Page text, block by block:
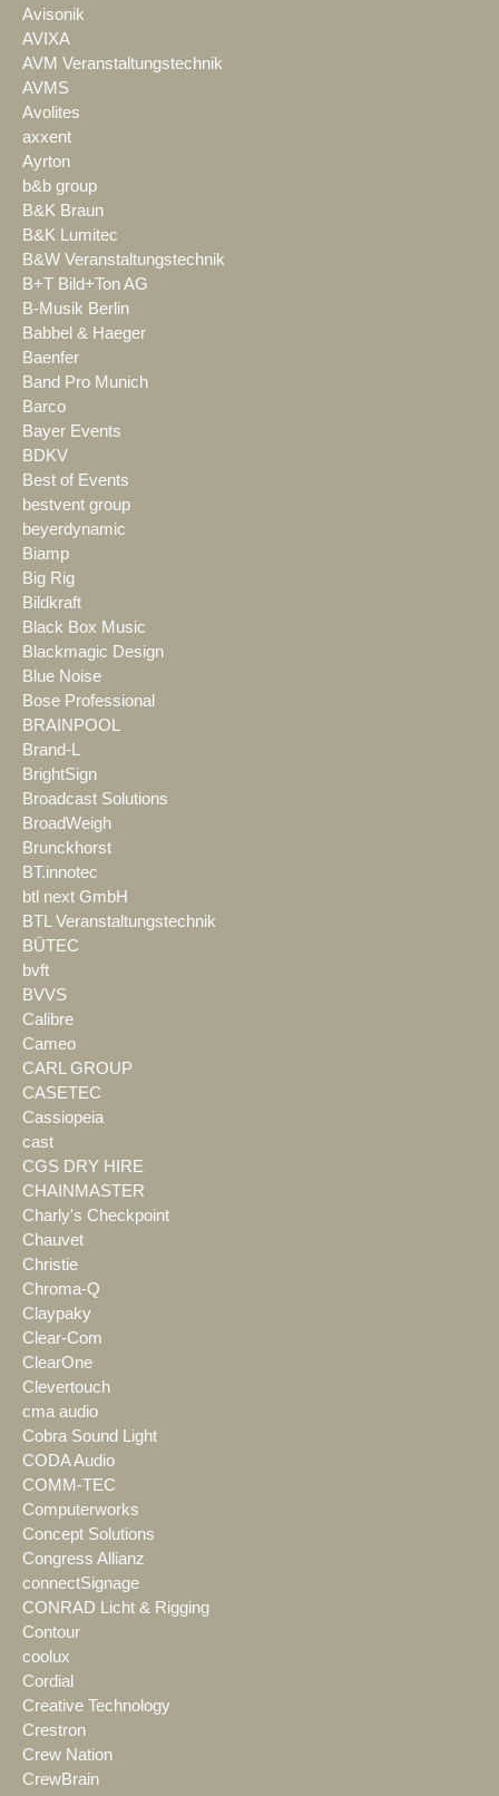
Avisonik
AVIXA
AVM Veranstaltungstechnik
AVMS
Avolites
axxent
Ayrton
b&b group
B&K Braun
B&K Lumitec
B&W Veranstaltungstechnik
B+T Bild+Ton AG
B-Musik Berlin
Babbel & Haeger
Baenfer
Band Pro Munich
Barco
Bayer Events
BDKV
Best of Events
bestvent group
beyerdynamic
Biamp
Big Rig
Bildkraft
Black Box Music
Blackmagic Design
Blue Noise
Bose Professional
BRAINPOOL
Brand-L
BrightSign
Broadcast Solutions
BroadWeigh
Brunckhorst
BT.innotec
btl next GmbH
BTL Veranstaltungstechnik
BÜTEC
bvft
BVVS
Calibre
Cameo
CARL GROUP
CASETEC
Cassiopeia
cast
CGS DRY HIRE
CHAINMASTER
Charly's Checkpoint
Chauvet
Christie
Chroma-Q
Claypaky
Clear-Com
ClearOne
Clevertouch
cma audio
Cobra Sound Light
CODA Audio
COMM-TEC
Computerworks
Concept Solutions
Congress Allianz
connectSignage
CONRAD Licht & Rigging
Contour
coolux
Cordial
Creative Technology
Crestron
Crew Nation
CrewBrain